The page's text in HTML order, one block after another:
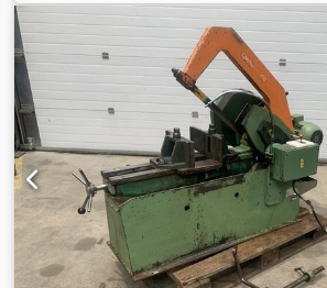
Potencia: 2,8 kW 6 velocidades de
58 / 72 / 90 / 116 carreras/min
11 / 13 / 17 / 22 / 36 / 34 m/min Área
350 x 200 mm